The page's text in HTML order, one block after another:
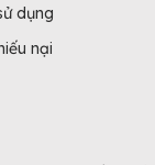
dụng
nại